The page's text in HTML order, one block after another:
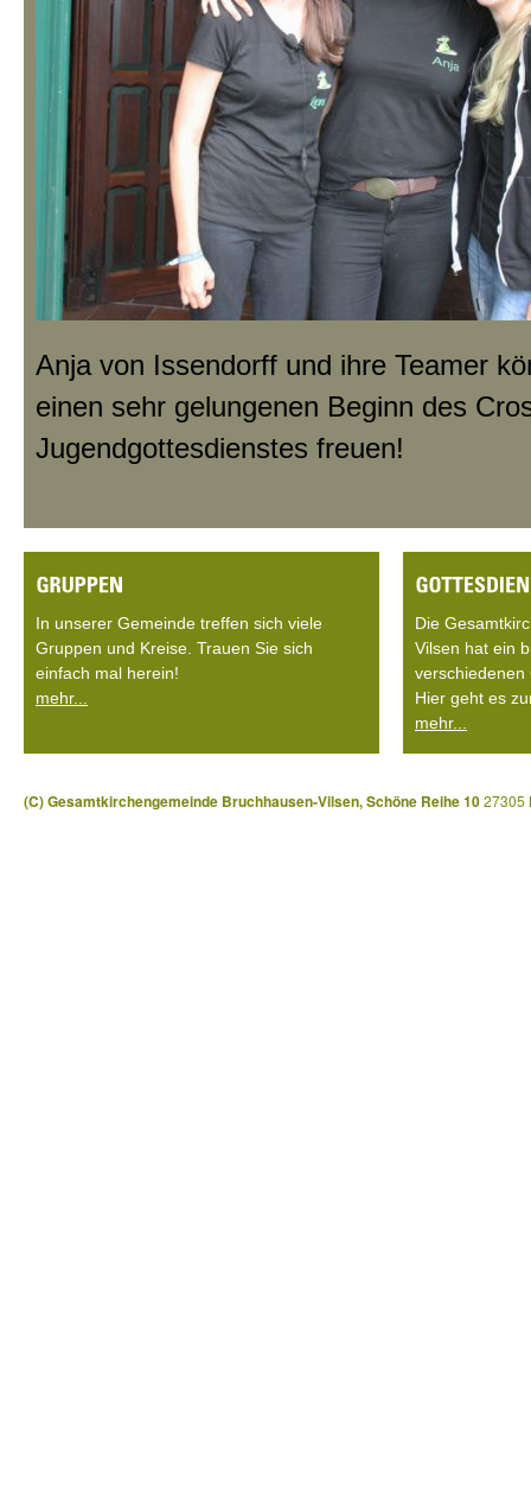
Anja von Issendorff und ihre Teamer
einen sehr gelungenen Beginn des
Jugendgottesdienstes freuen!
In unserer Gemeinde treffen sich viele
Gruppen und Kreise. Trauen Sie sich
einfach mal herein!
mehr...
Die
Vilsen hat ein
verschiedenen
Hier geht es
mehr...
(C) Gesamtkirchengemeinde Bruchhausen-Vilsen, Schöne Reihe 1027305